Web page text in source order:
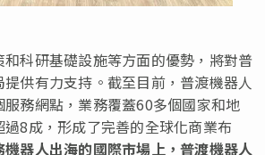
科研基礎設施等方面的優勢，將對普
供有力支持。截至目前，普渡機器人
務網點，業務覆蓋60多個國家和地
8成，形成了完善的全球化商業布
器人出海的國際市場上，普渡機器人